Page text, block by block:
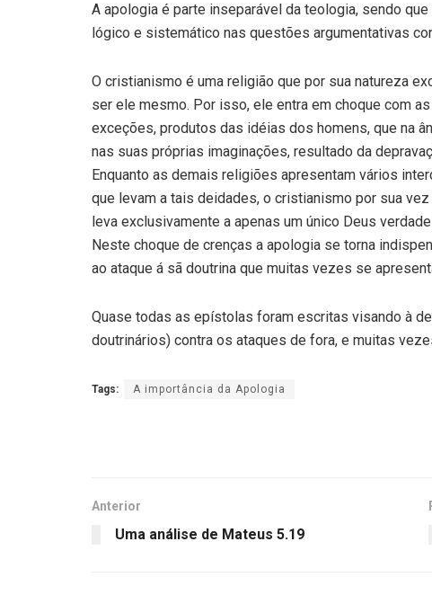
A apologia é parte inseparável da teologia, sendo
lógico e sistemático nas questões argumentativas
O cristianismo é uma religião que por sua natureza
ser ele mesmo. Por isso, ele entra em choque com
exceções, produtos das idéias dos homens, que na
nas suas próprias imaginações, resultado da
Enquanto as demais religiões apresentam vários
que levam a tais deidades, o cristianismo por sua
leva exclusivamente a apenas um único Deus
Neste choque de crenças a apologia se torna
ao ataque á sã doutrina que muitas vezes se
Quase todas as epístolas foram escritas visando à
doutrinários) contra os ataques de fora, e muitas
Tags: A importância da Apologia
Anterior
Uma análise de Mateus 5.19